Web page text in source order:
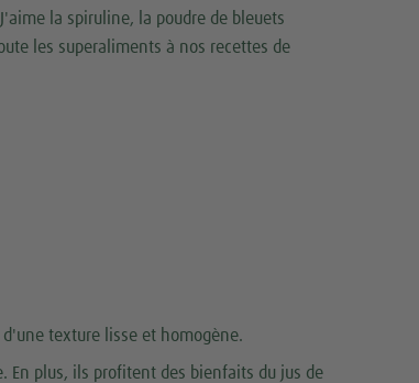
la spiruline, la poudre de bleuets
les superaliments à nos recettes de
texture lisse et homogène.
En plus, ils profitent des bienfaits du jus de